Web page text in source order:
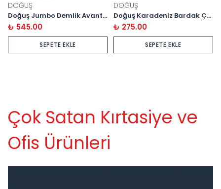
DOĞUŞ
Doğuş Jumbo Demlik Avantaj 30 Gram / 35 Paket
₺ 545.00
SEPETE EKLE
DOĞUŞ
Doğuş Karadeniz Bardak Çay 100'lü
₺ 275.00
SEPETE EKLE
Çok Satan Kırtasiye ve
Ofis Ürünleri